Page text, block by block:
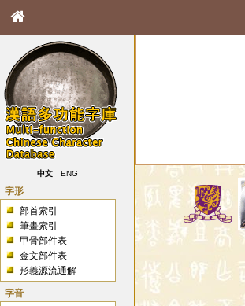
中文 ENG
字形
部首索引
筆畫索引
甲骨部件表
金文部件表
形義源流通解
字音